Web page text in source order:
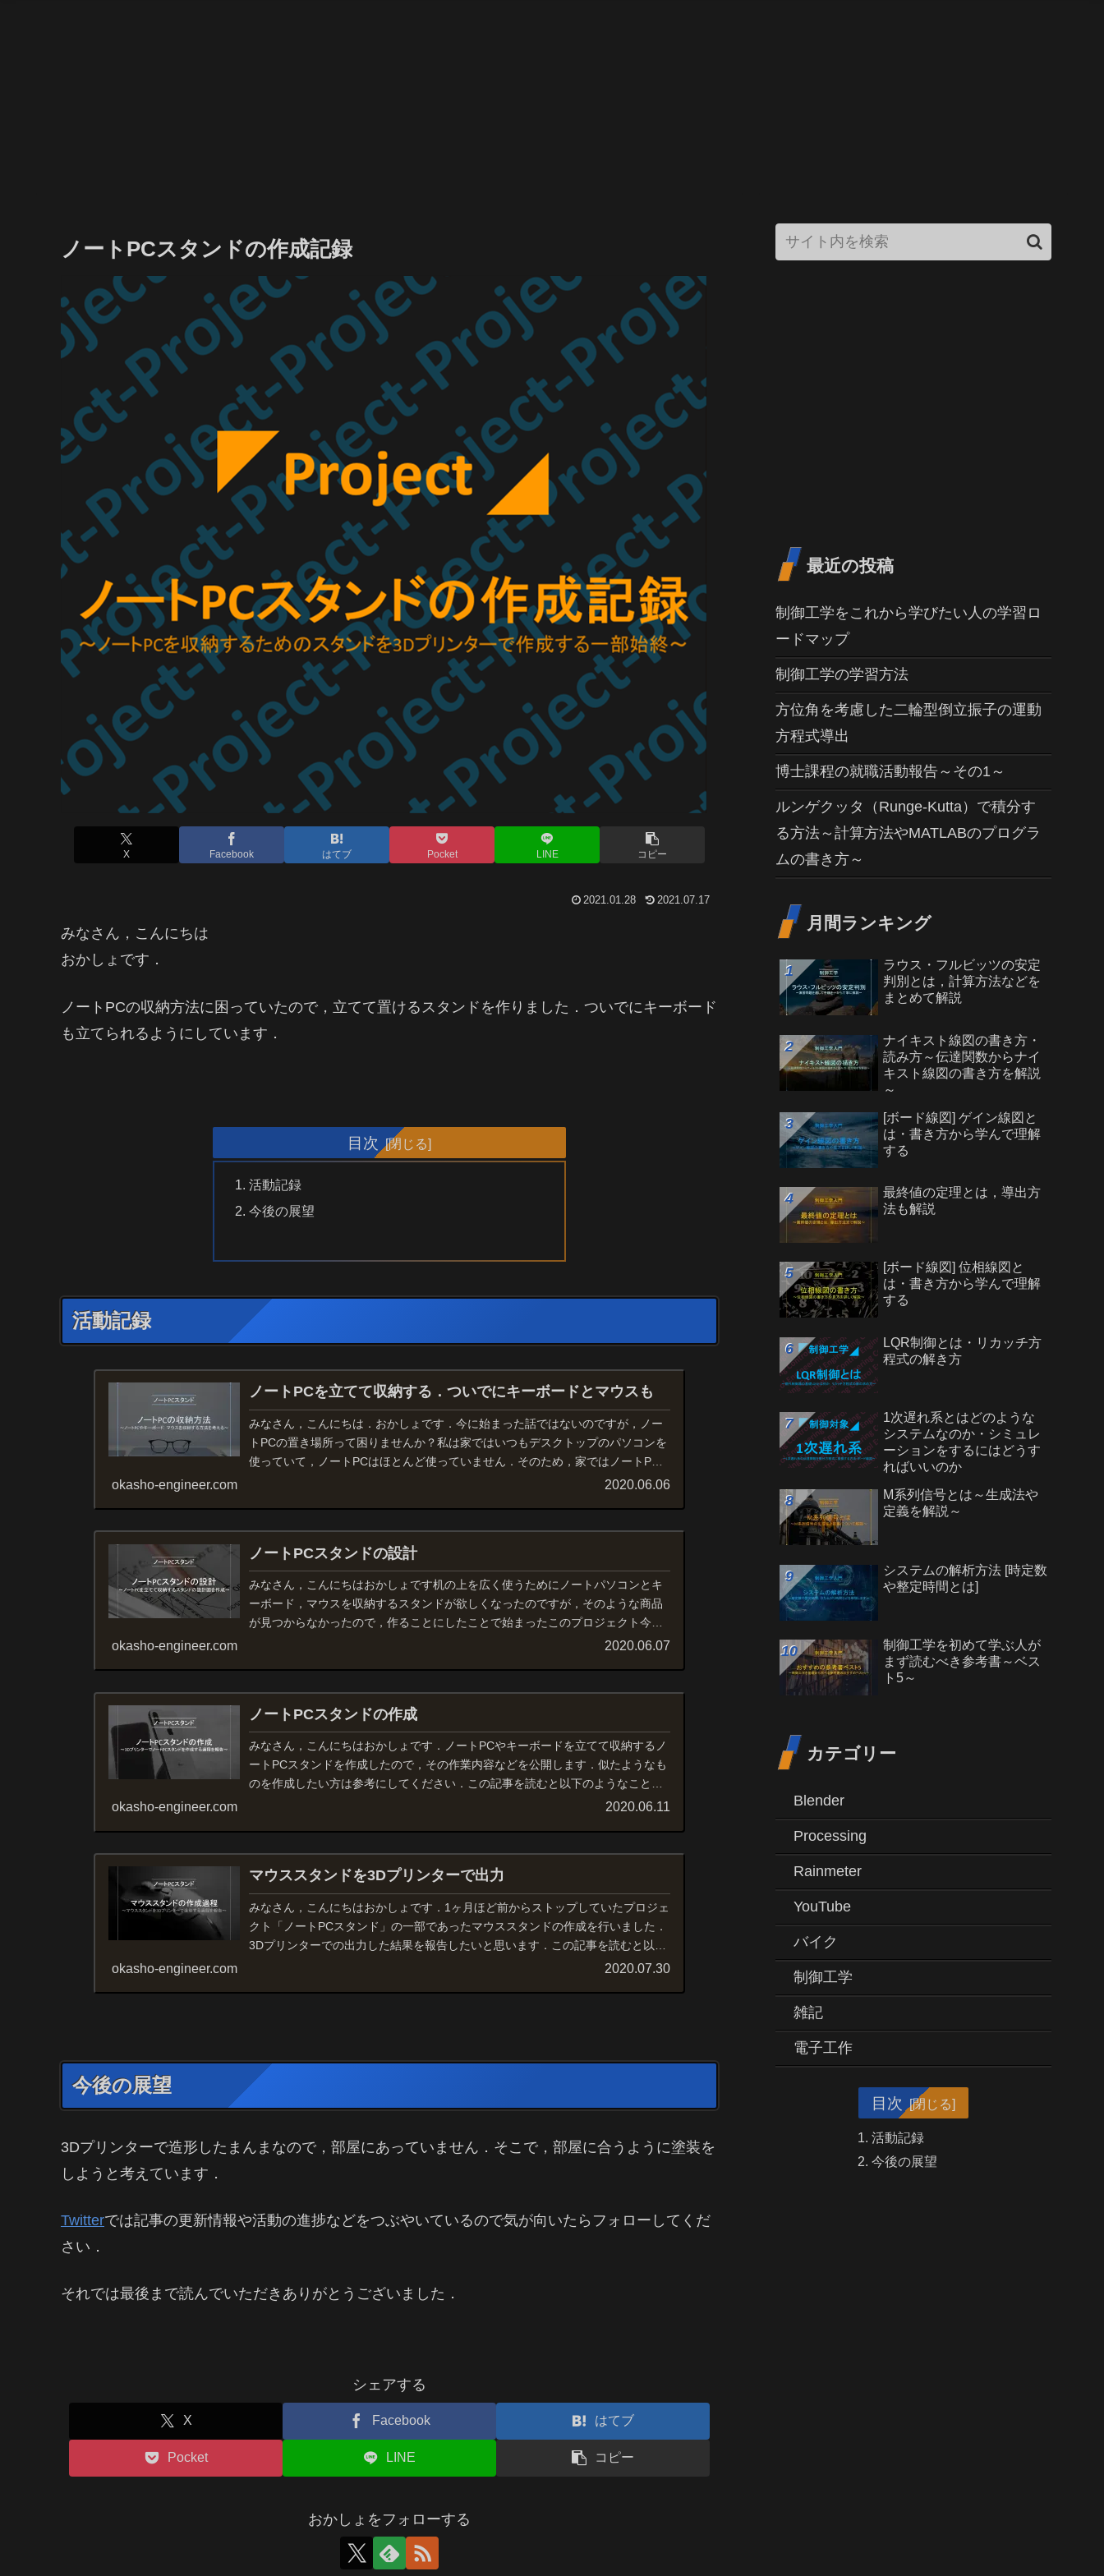
ノートPCスタンドの作成記録
X Facebook はてブ Pocket LINE コピー
2021.01.28 2021.07.17
みなさん，こんにちは
おかしょです．
ノートPCの収納方法に困っていたので，立てて置けるスタンドを作りました．ついでにキーボード
も立てられるようにしています．
目次
活動記録
今後の展望
活動記録
ノートPCを立てて収納する．ついでにキーボードとマウスも
みなさん，こんにちは．おかしょです．今に始まった話ではないのですが，ノー
トPCの置き場所って困りませんか？私は家ではいつもデスクトップのパソコンを
使っていて，ノートPCはほとんど使っていません．そのため，家ではノートPC
okasho-engineer.com 2020.06.06
ノートPCスタンドの設計
みなさん，こんにちはおかしょです机の上を広く使うためにノートパソコンとキ
ーボード，マウスを収納するスタンドが欲しくなったのですが，そのような商品
が見つからなかったので，作ることにしたことで始まったこのプロジェクト今回
okasho-engineer.com 2020.06.07
ノートPCスタンドの作成
みなさん，こんにちはおかしょです．ノートPCやキーボードを立てて収納するノ
ートPCスタンドを作成したので，その作業内容などを公開します．似たようなも
のを作成したい方は参考にしてください．この記事を読むと以下のようなことが
okasho-engineer.com 2020.06.11
マウススタンドを3Dプリンターで出力
みなさん，こんにちはおかしょです．1ヶ月ほど前からストップしていたプロジェ
クト「ノートPCスタンド」の一部であったマウススタンドの作成を行いました．
3Dプリンターでの出力した結果を報告したいと思います．この記事を読むと以下
okasho-engineer.com 2020.07.30
今後の展望
3Dプリンターで造形したまんまなので，部屋にあっていません．そこで，部屋に合うように塗装を
しようと考えています．
Twitterでは記事の更新情報や活動の進捗などをつぶやいているので気が向いたらフォローしてくだ
さい．
それでは最後まで読んでいただきありがとうございました．
シェアする
X Facebook はてブ
Pocket LINE コピー
おかしょをフォローする
最近の投稿
制御工学をこれから学びたい人の学習ロ
ードマップ
制御工学の学習方法
方位角を考慮した二輪型倒立振子の運動
方程式導出
博士課程の就職活動報告～その1～
ルンゲクッタ（Runge-Kutta）で積分す
る方法～計算方法やMATLABのプログラ
ムの書き方～
月間ランキング
ラウス・フルビッツの安定
判別とは，計算方法などを
まとめて解説
ナイキスト線図の書き方・
読み方～伝達関数からナイ
キスト線図の書き方を解説
～
[ボード線図] ゲイン線図と
は・書き方から学んで理解
する
最終値の定理とは，導出方
法も解説
[ボード線図] 位相線図と
は・書き方から学んで理解
する
LQR制御とは・リカッチ方
程式の解き方
1次遅れ系とはどのような
システムなのか・シミュレ
ーションをするにはどうす
ればいいのか
M系列信号とは～生成法や
定義を解説～
システムの解析方法 [時定数
や整定時間とは]
制御工学を初めて学ぶ人が
まず読むべき参考書～ベス
ト5～
カテゴリー
Blender
Processing
Rainmeter
YouTube
バイク
制御工学
雑記
電子工作
目次
活動記録
今後の展望